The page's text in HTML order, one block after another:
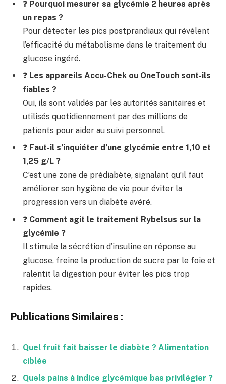
❓ Pourquoi mesurer sa glycémie 2 heures après
un repas ?
Pour détecter les pics postprandiaux qui révèlent
l’efficacité du métabolisme dans le traitement du
glucose ingéré.
❓ Les appareils Accu-Chek ou OneTouch sont-ils
fiables ?
Oui, ils sont validés par les autorités sanitaires et
utilisés quotidiennement par des millions de
patients pour aider au suivi personnel.
❓ Faut-il s’inquiéter d’une glycémie entre 1,10 et
1,25 g/L ?
C’est une zone de prédiabète, signalant qu’il faut
améliorer son hygiène de vie pour éviter la
progression vers un diabète avéré.
❓ Comment agit le traitement Rybelsus sur la
glycémie ?
Il stimule la sécrétion d’insuline en réponse au
glucose, freine la production de sucre par le foie et
ralentit la digestion pour éviter les pics trop
rapides.
Publications Similaires :
Quel fruit fait baisser le diabète ? Alimentation
ciblée
Quels pains à indice glycémique bas privilégier ?